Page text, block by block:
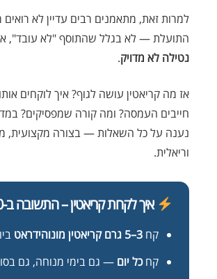
למרות זאת, מתאמנים רבים עדיין לא
התועלת — לא בגלל שהתוסף "לא עובד",
נטילה לא מדויק.
אז מה קריאטין עושה לגוף? איך לוקחים
חייבים העמסה? ומה קורה שמפסיקים?
נענה על כל השאלות — בצורה מקצועית,
וריאלית.
איך לקחת קריאטין – התשובה ב-30 שניות
קח 3–5 גרם קריאטין מונוהידראט
קחכל יום — גם בימי מנוחה, גם